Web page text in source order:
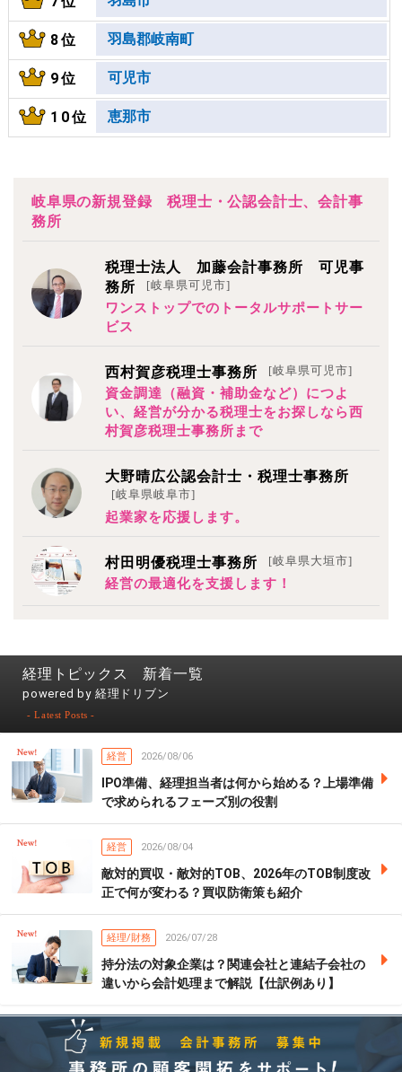
8位 羽島郡岐南町
9位 可児市
10位 恵那市
岐阜県の新規登録 税理士・公認会計士、会計事
務所
税理士法人 加藤会計事務所 可児事
務所
[岐阜県可児市]
ワンストップでのトータルサポートサー
ビス
西村賀彦税理士事務所 [岐阜県可児市]
資金調達（融資・補助金など）につよ
い、経営が分かる税理士をお探しなら西
村賀彦税理士事務所まで
大野晴広公認会計士・税理士事務所
[岐阜県岐阜市]
起業家を応援します。
村田明優税理士事務所 [岐阜県大垣市]
経営の最適化を支援します！
経理トピックス 新着一覧
powered by 経理ドリブン
- Latest Posts -
経営 2026/08/06
IPO準備、経理担当者は何から始める？上場準備
で求められるフェーズ別の役割
経営 2026/08/04
敵対的買収・敵対的TOB、2026年のTOB制度改
正で何が変わる？買収防衛策も紹介
経理/財務 2026/07/28
持分法の対象企業は？関連会社と連結子会社の
違いから会計処理まで解説【仕訳例あり】